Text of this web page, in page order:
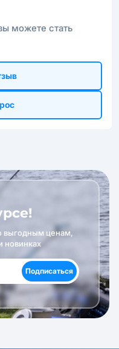
можете стать
выгодным ценам,
новинках
Подписаться